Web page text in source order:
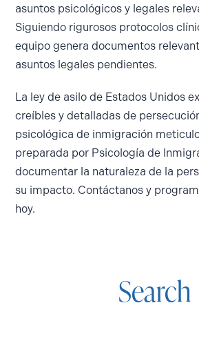
asuntos psicológicos y legales
Siguiendo rigurosos protocolos
equipo genera documentos
asuntos legales pendientes.
La ley de asilo de Estados Unidos
creíbles y detalladas de
psicológica de inmigración
preparada por Psicología de
documentar la naturaleza de la
su impacto. Contáctanos y
hoy.
Search